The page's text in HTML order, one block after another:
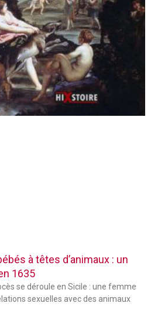
à têtes d’animaux : un
1635
se déroule en Sicile : une femme
sexuelles avec des animaux